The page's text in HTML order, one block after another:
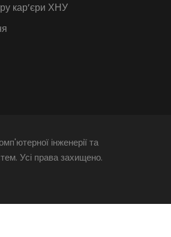
кар’єри ХНУ
інженерії та
Усі права захищено.